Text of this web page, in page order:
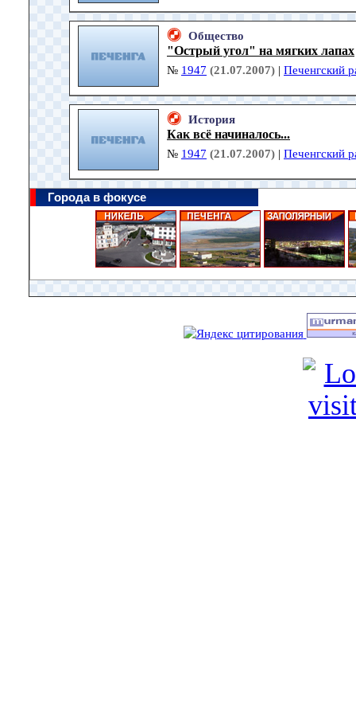
Общество
"Острый угол" на мягких лапах
№ 1947 (21.07.2007) | Печенгский
История
Как всё начиналось...
№ 1947 (21.07.2007) | Печенгский
Города в фокусе